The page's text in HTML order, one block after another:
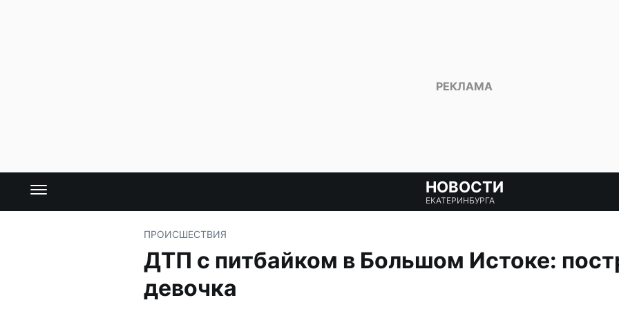
НОВОСТИ
ЕКАТЕРИНБУРГА
ПРОИСШЕСТВИЯ
ДТП с питбайком в Большом Истоке:
девочка